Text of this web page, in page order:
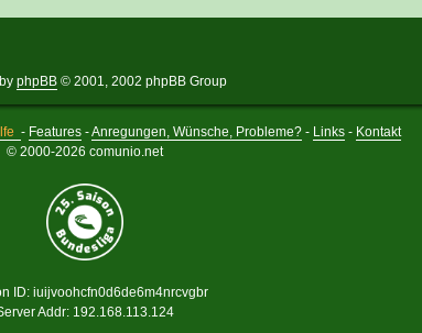
phpBB © 2001, 2002 phpBB Group
- Features -Anregungen, Wünsche, Probleme? - Links - Kontakt
© 2000-2026 comunio.net
ID: iuijvoohcfn0d6de6m4nrcvgbr
Addr: 192.168.113.124